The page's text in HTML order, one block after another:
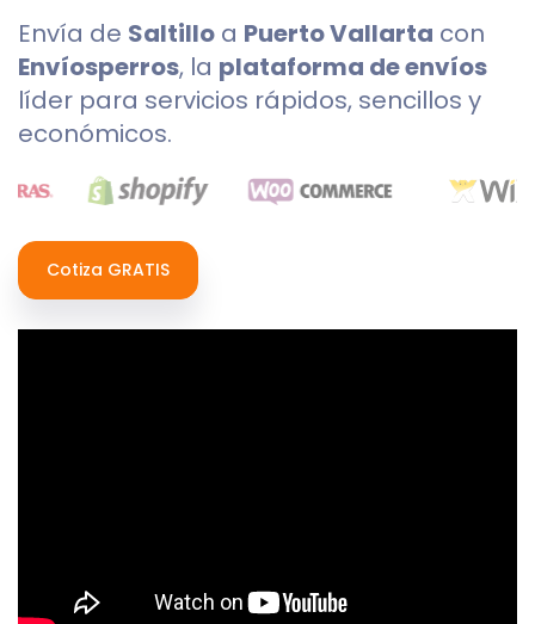
Envía de Saltillo a Puerto Vallarta con
Envíosperros, la plataforma de envíos
líder para servicios rápidos, sencillos y
económicos.
Cotiza GRATIS